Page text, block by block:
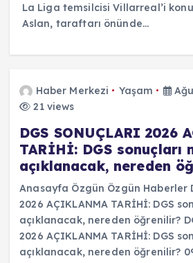
La Liga temsilcisi Villarreal’i
Aslan, taraftarı önünde…
Haber Merkezi Yaşam
21 views
DGS SONUÇLARI 2026
TARİHİ: DGS sonuçları
açıklanacak, nereden
Anasayfa Özgün Özgün Haberler
2026 AÇIKLANMA TARİHİ: DGS
açıklanacak, nereden öğrenilir?
2026 AÇIKLANMA TARİHİ: DGS
açıklanacak, nereden öğrenilir?